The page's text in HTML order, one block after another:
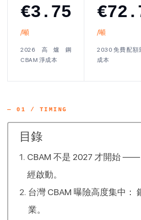
€3.75
/噸
2026 高爐鋼
CBAM 淨成本
/噸
2030 免費配額
成本
— 01 / TIMING
目錄
CBAM 不是 2027 才開始 —— 是 2026/1/
經啟動。
台灣 CBAM 曝險高度集中： 鋼鐵 + 少量鋁
業。